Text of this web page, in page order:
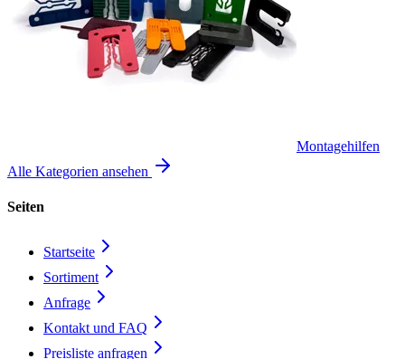
Montagehilfen
Alle Kategorien ansehen
Seiten
Startseite
Sortiment
Anfrage
Kontakt und FAQ
Preisliste anfragen